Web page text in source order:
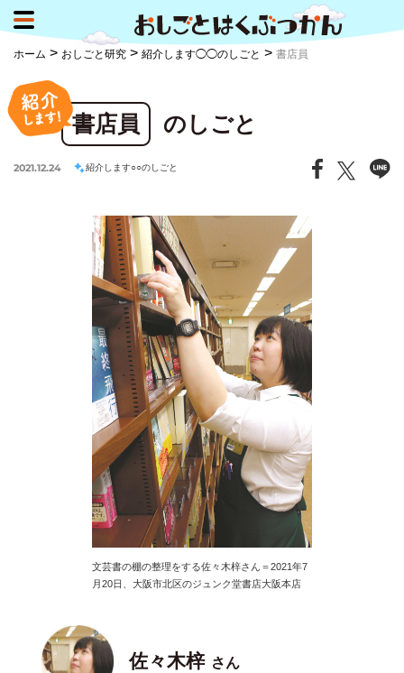
ホーム > おしごと研究 > 紹介します◯◯のしごと > 書店員
書店員 のしごと
2021.12.24 紹介します○○のしごと
文芸書の棚の整理をする佐々木梓さん＝2021年7
月20日、大阪市北区のジュンク堂書店大阪本店
佐々木梓 さん